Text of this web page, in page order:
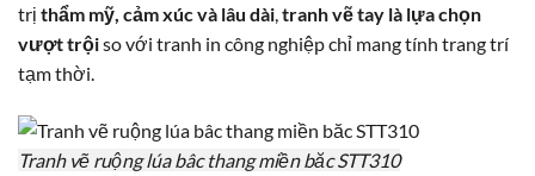
trị thẩm mỹ, cảm xúc và lâu dài tranh vẽ tay là lựa chọn
vượt trộiso với tranh in công nghiệp chỉ mang tính trang trí
tạm thời.
Tranh vẽ ruộng lúa bâc thang miền băc STT310